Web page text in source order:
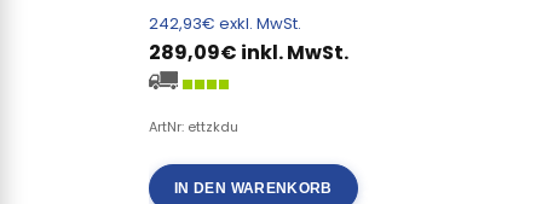
242,93€ exkl. MwSt.
289,09€ inkl. MwSt.
ArtNr: ettzkdu
IN DEN WARENKORB